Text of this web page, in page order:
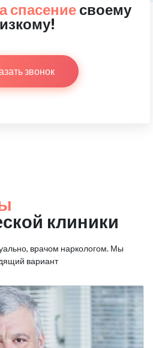
спасение своему
звонок
клиники
врачом наркологом. Мы
вариант